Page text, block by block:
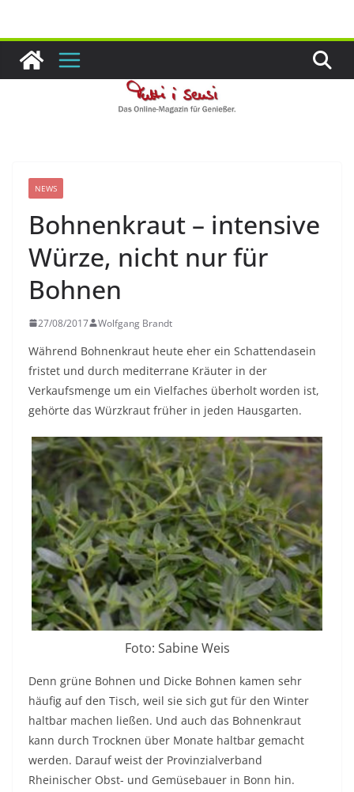
springen
NEWS
Bohnenkraut – intensive
Würze, nicht nur für
Bohnen
27/08/2017 Wolfgang Brandt
Während Bohnenkraut heute eher ein Schattendasein
fristet und durch mediterrane Kräuter in der
Verkaufsmenge um ein Vielfaches überholt worden ist,
gehörte das Würzkraut früher in jeden Hausgarten.
Foto: Sabine Weis
Denn grüne Bohnen und Dicke Bohnen kamen sehr
häufig auf den Tisch, weil sie sich gut für den Winter
haltbar machen ließen. Und auch das Bohnenkraut
kann durch Trocknen über Monate haltbar gemacht
werden. Darauf weist der Provinzialverband
Rheinischer Obst- und Gemüsebauer in Bonn hin.